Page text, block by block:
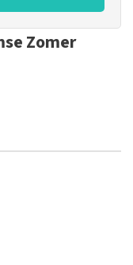
Zomer
als je geen
Reviews met
niet geplaatst.
review wordt